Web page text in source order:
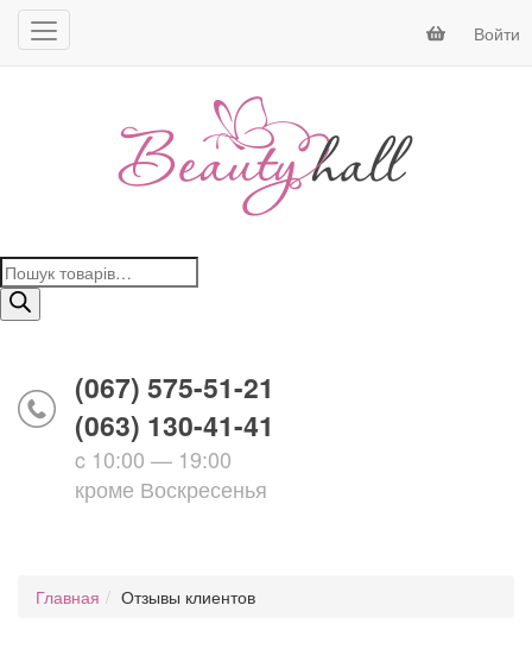
Войти
Поиск
товаров
(067) 575-51-21
(063) 130-41-41
c 10:00 — 19:00
кроме Воскресенья
Главная Отзывы клиентов